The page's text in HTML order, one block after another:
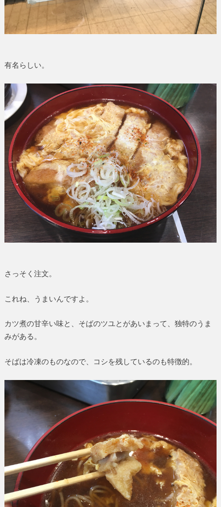
有名らしい。
さっそく注文。
これね、うまいんですよ。
カツ煮の甘辛い味と、そばのツユとがあいまって、独特のうま
みがある。
そばは冷凍のものなので、コシを残しているのも特徴的。